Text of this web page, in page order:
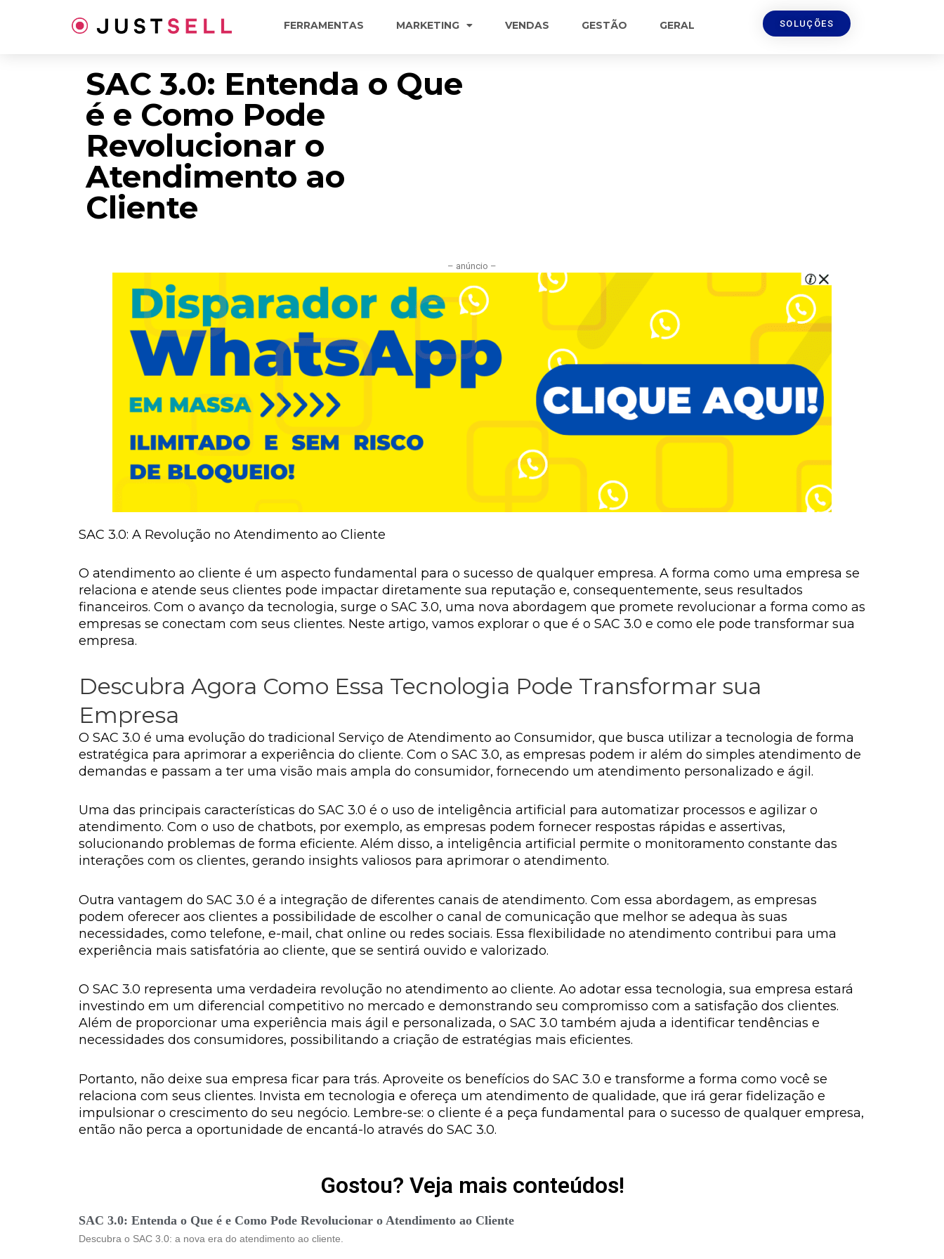
FERRAMENTAS MARKETING VENDAS GESTÃO GERAL SOLUÇÕES
SAC 3.0: Entenda o Que
é e Como Pode
Revolucionar o
Atendimento ao
Cliente
– anúncio –
SAC 3.0: A Revolução no Atendimento ao Cliente
O atendimento ao cliente é um aspecto fundamental para o sucesso de qualquer empresa. A forma como uma empresa se
relaciona e atende seus clientes pode impactar diretamente sua reputação e, consequentemente, seus resultados
financeiros. Com o avanço da tecnologia, surge o SAC 3.0, uma nova abordagem que promete revolucionar a forma como as
empresas se conectam com seus clientes. Neste artigo, vamos explorar o que é o SAC 3.0 e como ele pode transformar sua
empresa.
Descubra Agora Como Essa Tecnologia Pode Transformar sua
Empresa
O SAC 3.0 é uma evolução do tradicional Serviço de Atendimento ao Consumidor, que busca utilizar a tecnologia de forma
estratégica para aprimorar a experiência do cliente. Com o SAC 3.0, as empresas podem ir além do simples atendimento de
demandas e passam a ter uma visão mais ampla do consumidor, fornecendo um atendimento personalizado e ágil.
Uma das principais características do SAC 3.0 é o uso de inteligência artificial para automatizar processos e agilizar o
atendimento. Com o uso de chatbots, por exemplo, as empresas podem fornecer respostas rápidas e assertivas,
solucionando problemas de forma eficiente. Além disso, a inteligência artificial permite o monitoramento constante das
interações com os clientes, gerando insights valiosos para aprimorar o atendimento.
Outra vantagem do SAC 3.0 é a integração de diferentes canais de atendimento. Com essa abordagem, as empresas
podem oferecer aos clientes a possibilidade de escolher o canal de comunicação que melhor se adequa às suas
necessidades, como telefone, e-mail, chat online ou redes sociais. Essa flexibilidade no atendimento contribui para uma
experiência mais satisfatória ao cliente, que se sentirá ouvido e valorizado.
O SAC 3.0 representa uma verdadeira revolução no atendimento ao cliente. Ao adotar essa tecnologia, sua empresa estará
investindo em um diferencial competitivo no mercado e demonstrando seu compromisso com a satisfação dos clientes.
Além de proporcionar uma experiência mais ágil e personalizada, o SAC 3.0 também ajuda a identificar tendências e
necessidades dos consumidores, possibilitando a criação de estratégias mais eficientes.
Portanto, não deixe sua empresa ficar para trás. Aproveite os benefícios do SAC 3.0 e transforme a forma como você se
relaciona com seus clientes. Invista em tecnologia e ofereça um atendimento de qualidade, que irá gerar fidelização e
impulsionar o crescimento do seu negócio. Lembre-se: o cliente é a peça fundamental para o sucesso de qualquer empresa,
então não perca a oportunidade de encantá-lo através do SAC 3.0.
Gostou? Veja mais conteúdos!
SAC 3.0: Entenda o Que é e Como Pode Revolucionar o Atendimento ao Cliente
Descubra o SAC 3.0: a nova era do atendimento ao cliente.